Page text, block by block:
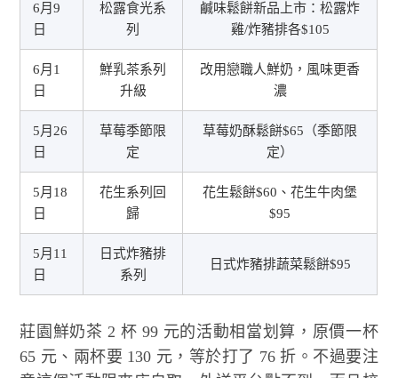
6月9
日
松露食光系
列
鹹味鬆餅新品上市：松露炸
雞/炸豬排各$105
6月1
日
鮮乳茶系列
升級
改用戀職人鮮奶，風味更香
濃
5月26
日
草莓季節限
定
草莓奶酥鬆餅$65（季節限
定）
5月18
日
花生系列回
歸
花生鬆餅$60、花生牛肉堡
$95
5月11
日
日式炸豬排
系列
日式炸豬排蔬菜鬆餅$95
莊園鮮奶茶 2 杯 99 元的活動相當划算，原價一杯
65 元、兩杯要 130 元，等於打了 76 折。不過要注